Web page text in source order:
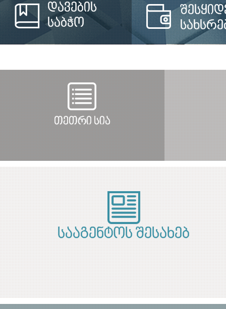
დავების
საბჭო
თეთრი სია
სააგენტოს შესახებ